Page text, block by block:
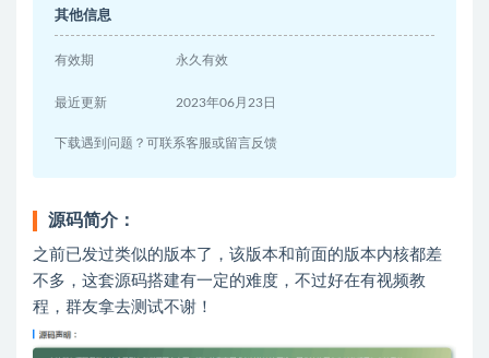
其他信息
有效期 永久有效
最近更新 2023年06月23日
下载遇到问题？可联系客服或留言反馈
源码简介：
之前已发过类似的版本了，该版本和前面的版本内核都差
不多，这套源码搭建有一定的难度，不过好在有视频教
程，群友拿去测试不谢！